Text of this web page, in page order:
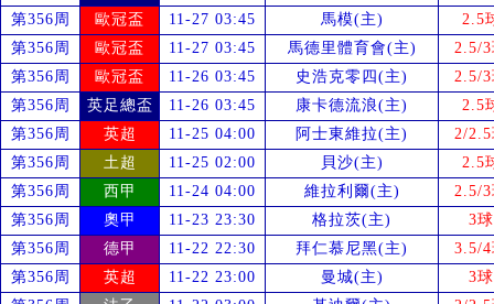
第356周
歐冠盃 11-27 03:45 馬模(主)
2.5
第356周
歐冠盃 11-27 03:45 馬德里體育會(主)
2.5/
第356周
歐冠盃 11-26 03:45 史浩克零四(主)
2.5/
第356周
英足總盃 11-26 03:45 康卡德流浪(主)
2.5
第356周
英超 11-25 04:00 阿士東維拉(主)
2/
第356周
土超 11-25 02:00 貝沙(主)
2.5
第356周
西甲 11-24 04:00 維拉利爾(主)
2.5/
第356周
奧甲 11-23 23:30 格拉茨(主)
3球
第356周
德甲 11-22 22:30 拜仁慕尼黑(主)
3.5/
第356周
英超 11-22 23:00 曼城(主)
3球